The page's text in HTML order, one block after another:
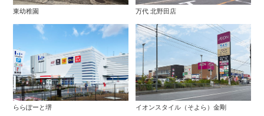
東幼稚園 万代 北野田店
ららぽーと堺 イオンスタイル（そよら）金剛